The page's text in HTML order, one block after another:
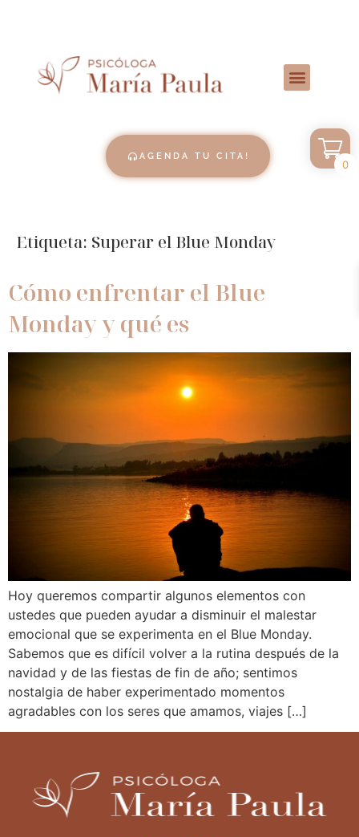
AGENDA TU CITA!
Etiqueta: Superar el Blue Monday
Cómo enfrentar el Blue
Monday y qué es
Hoy queremos compartir algunos elementos con
ustedes que pueden ayudar a disminuir el malestar
emocional que se experimenta en el Blue Monday.
Sabemos que es difícil volver a la rutina después de la
navidad y de las fiestas de fin de año; sentimos
nostalgia de haber experimentado momentos
agradables con los seres que amamos, viajes […]
0